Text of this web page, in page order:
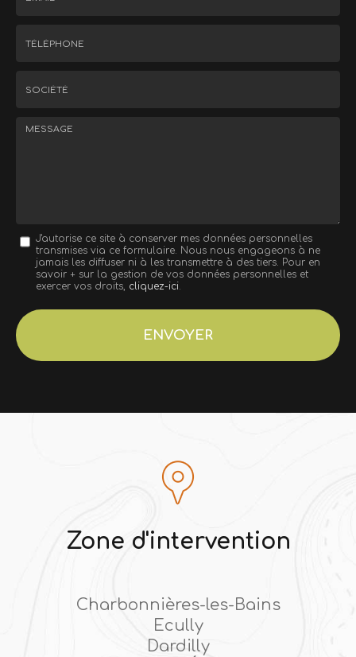
Message
J'autorise ce site à conserver mes données personnelles
transmises via ce formulaire. Nous nous engageons à ne
jamais les diffuser ni à les transmettre à des tiers. Pour en
savoir + sur la gestion de vos données personnelles et
exercer vos droits, cliquez-ici.
Acceptation
RGPD
*
ENVOYER
Zone d'intervention
Charbonnières-les-Bains
Ecully
Dardilly